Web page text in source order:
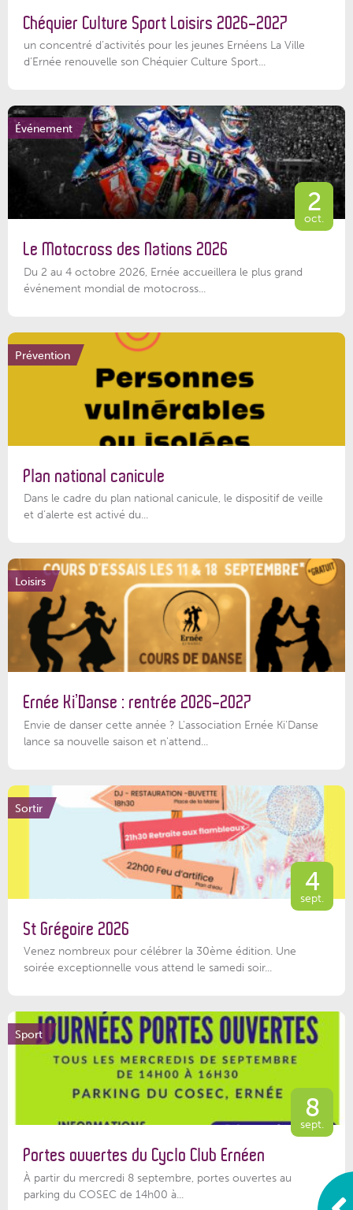
Chéquier Culture Sport Loisirs 2026-2027
un concentré d’activités pour les jeunes Ernéens La Ville
d’Ernée renouvelle son Chéquier Culture Sport...
Événement
2
oct.
Le Motocross des Nations 2026
Du 2 au 4 octobre 2026, Ernée accueillera le plus grand
événement mondial de motocross...
Prévention
Plan national canicule
Dans le cadre du plan national canicule, le dispositif de veille
et d’alerte est activé du...
Loisirs
Ernée Ki’Danse : rentrée 2026-2027
Envie de danser cette année ? L'association Ernée Ki'Danse
lance sa nouvelle saison et n'attend...
Sortir
4
sept.
St Grégoire 2026
Venez nombreux pour célébrer la 30ème édition. Une
soirée exceptionnelle vous attend le samedi soir...
Sport
8
sept.
Portes ouvertes du Cyclo Club Ernéen
À partir du mercredi 8 septembre, portes ouvertes au
parking du COSEC de 14h00 à...